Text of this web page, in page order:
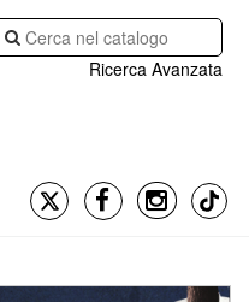
Ricerca Avanzata